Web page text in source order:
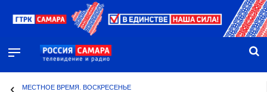
МЕСТНОЕ ВРЕМЯ. ВОСКРЕСЕНЬЕ